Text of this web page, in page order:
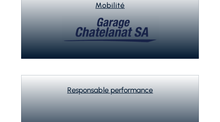
Mobilité
Responsable performance